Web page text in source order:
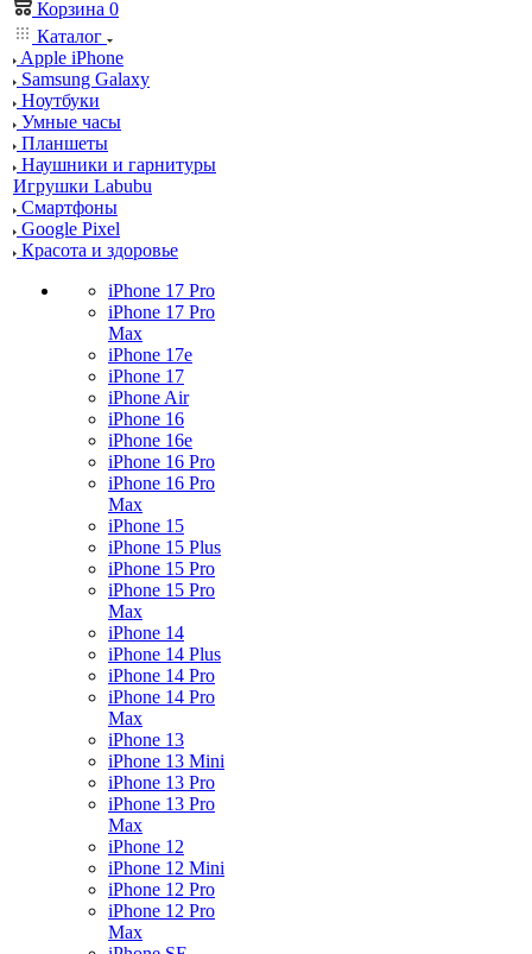
Корзина 0
Каталог
Apple iPhone
Samsung Galaxy
Ноутбуки
Умные часы
Планшеты
Наушники и гарнитуры
Игрушки Labubu
Смартфоны
Google Pixel
Красота и здоровье
iPhone 17 Pro
iPhone 17 Pro
Max
iPhone 17e
iPhone 17
iPhone Air
iPhone 16
iPhone 16e
iPhone 16 Pro
iPhone 16 Pro
Max
iPhone 15
iPhone 15 Plus
iPhone 15 Pro
iPhone 15 Pro
Max
iPhone 14
iPhone 14 Plus
iPhone 14 Pro
iPhone 14 Pro
Max
iPhone 13
iPhone 13 Mini
iPhone 13 Pro
iPhone 13 Pro
Max
iPhone 12
iPhone 12 Mini
iPhone 12 Pro
iPhone 12 Pro
Max